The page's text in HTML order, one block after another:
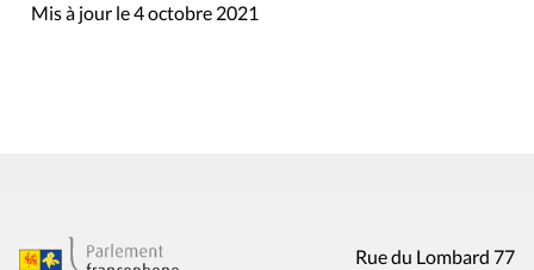
Mis à jour le 4 octobre 2021
Rue du Lombard 77